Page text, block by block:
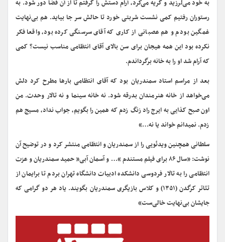
به خود می‌لرزید و گریه می‌کرد، آرام دستش را گرفتم تا از آن فضا دور شود. به
رستوران رفتیم کمی نشست شربتی خورد تا حالش سر جا بیاید. هم بی‌نهایت
غمگین بودم و هم عصبانی از کاری که آقای سرسنگی کرده بود، واقعا فکر
نکرده بود این همه هیجان برای سن بالای آقای انتظامی مناسب نیست؟ کمی
که آرام شد او را به خانه برگرداندم.
بعد از مراسم استاد سمندریان بود که آقای انتظامی بارها مطرح کرد دلش
می‌خواهد از خانه هنرمندان بدرقه شود. نه خانه سینما و نه تالار وحدت. من
اون صبح کذایی به ایرج راد زنگ زدم که همین را بگویم، جواب نداد، مسیج هم
زدم. نمیدانم خواند یا نه…»
سلطانی همچنین ویدئویی را از سمندریان و انتظامی منتشر کرد و در توضیح آن
نوشت: «سال ۸۶ برای فیلم مستندم “… و آسمان آبی” حمید سمندریان و عزت
انتظامی را به تالار فردوسی دانشکده ادبیات دانشگاه تهران بردم تا برایمان از
تئاتر کرگدن (۱۳۵۱) و کلاس بازیگری سمندریان بگویند. یاد هر دو گرامی که
جایشان بی‌نهایت خالی‌ست»